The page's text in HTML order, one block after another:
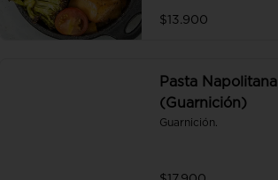
$13.900
Pasta Napolitana
(Guarnición)
Guarnición.